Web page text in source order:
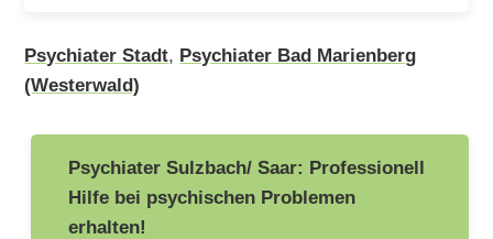
Psychiater Stadt, Psychiater Bad Marienberg
(Westerwald)
Beitragsnavigation
Psychiater Sulzbach/ Saar: Professionell
Hilfe bei psychischen Problemen
erhalten!